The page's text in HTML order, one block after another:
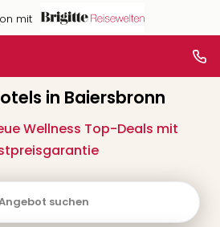
mit
in Baiersbronn
Wellness Top-Deals mit
suchen